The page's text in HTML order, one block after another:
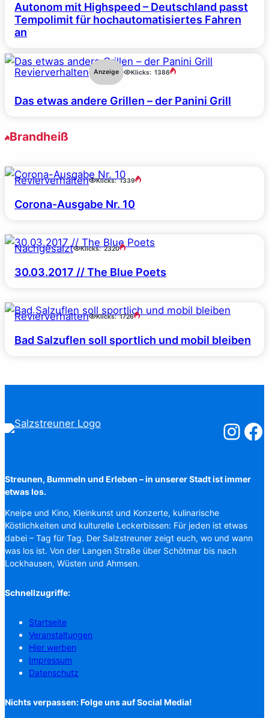
Autonom mit Highspeed – Deutschland passt
Tempolimit für hochautomatisiertes Fahren
an
Revierverhalten Anzeige Klicks: 1386
Das etwas andere Grillen – der Panini Grill
Brandheiß
Revierverhalten Klicks: 1339
Corona-Ausgabe Nr. 10
Nachgesalzt Klicks: 2320
30.03.2017 // The Blue Poets
Revierverhalten Klicks: 1726
Bad Salzuflen soll sportlich und mobil bleiben
Streunen, Bummeln und Erleben – in unserer Stadt ist immer
etwas los.
Kneipe und Kino, Kleinkunst und Konzerte, kulinarische
Köstlichkeiten und kulturelle Leckerbissen: Für jeden ist etwas
dabei – Tag für Tag. Der Salzstreuner zeigt euch, wo und wann
was los ist. Von der Langen Straße über Schötmar bis nach
Lockhausen, Wüsten und Ahmsen.
Schnellzugriffe:
Startseite
Veranstaltungen
Hier werben
Impressum
Datenschutz
Nichts verpassen: Folge uns auf Social Media!